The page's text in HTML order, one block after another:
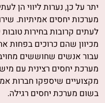
יתר על כן, נערות ליווי הן
מערכות יחסים אמיתיות.
לעתים קרובות בחירות
מכיוון שהם כרוכים בפחות
עבור אנשים שחוששים
מערכת יחסים רצינית עם
מקצועיים שיספקו חברות
בשום מערכת יחסים רגילה.